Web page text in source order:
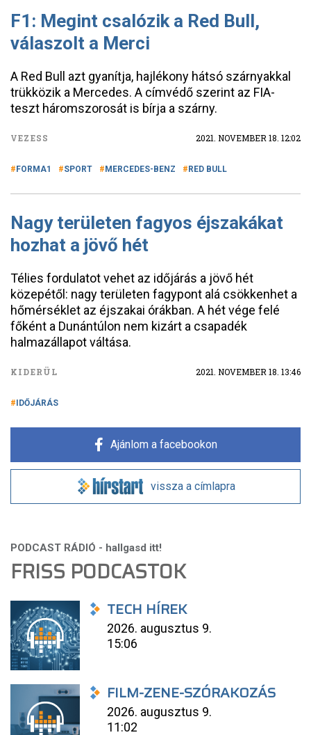
F1: Megint csalózik a Red Bull,
válaszolt a Merci
A Red Bull azt gyanítja, hajlékony hátsó szárnyakkal
trükközik a Mercedes. A címvédő szerint az FIA-
teszt háromszorosát is bírja a szárny.
VEZESS 2021. NOVEMBER 18. 12:02
FORMA1 SPORT MERCEDES-BENZ RED BULL
Nagy területen fagyos éjszakákat
hozhat a jövő hét
Télies fordulatot vehet az időjárás a jövő hét
közepétől: nagy területen fagypont alá csökkenhet a
hőmérséklet az éjszakai órákban. A hét vége felé
főként a Dunántúlon nem kizárt a csapadék
halmazállapot váltása.
KIDERÜL 2021. NOVEMBER 18. 13:46
IDŐJÁRÁS
Ajánlom a facebookon
vissza a címlapra
FRISS PODCASTOK
TECH HÍREK
2026. augusztus 9.
15:06
FILM-ZENE-SZÓRAKOZÁS
2026. augusztus 9.
11:02